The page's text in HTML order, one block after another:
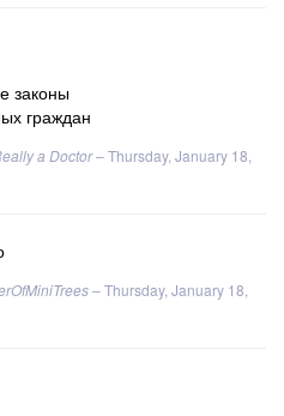
законы
граждан
a Doctor–Thursday, January 18,
–Thursday, January 18,